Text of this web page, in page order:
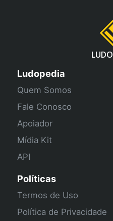
LUDO
Ludopedia
Quem Somos
Fale Conosco
Apoiador
Mídia Kit
API
Políticas
Termos de Uso
Política de Privacidade